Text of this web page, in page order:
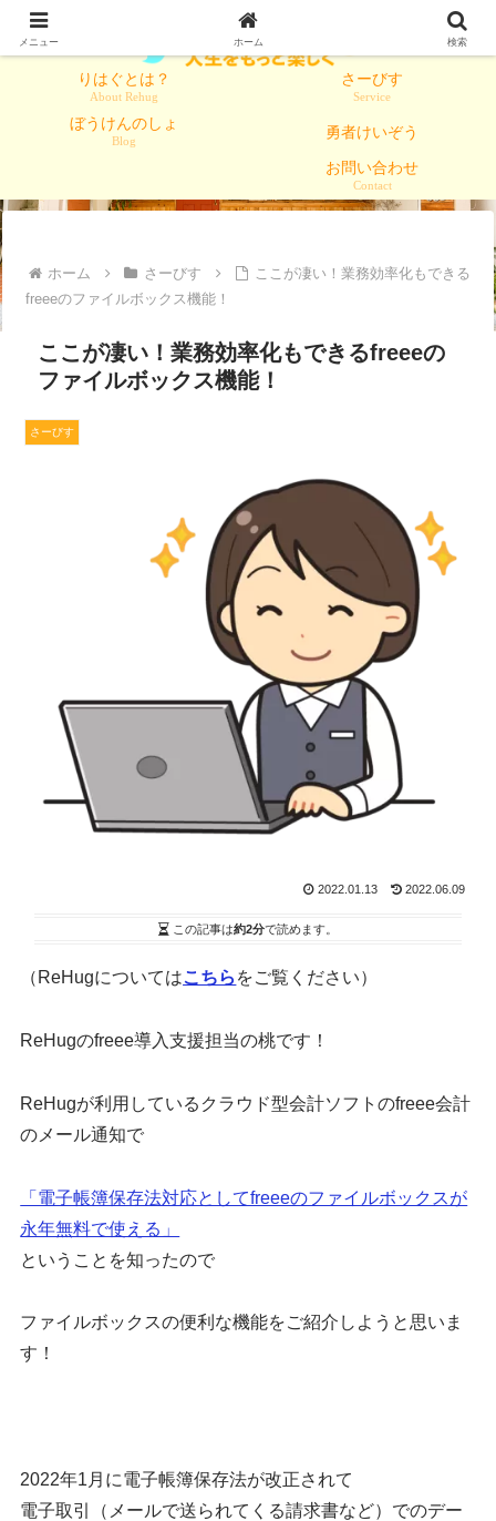
りはぐとは？
About Rehug
さーびす
Service
ぼうけんのしょ
Blog
勇者けいぞう
お問い合わせ
Contact
ホーム さーびす
ここが凄い！業務効率化もできる
freeeのファイルボックス機能！
ここが凄い！業務効率化もできるfreeeの
ファイルボックス機能！
さーびす
2022.01.13 2022.06.09
この記事は約2分で読めます。
（ReHugについてはこちら をご覧ください）
ReHugのfreee導入支援担当の桃です！
ReHugが利用しているクラウド型会計ソフトのfreee会計
のメール通知で
「電子帳簿保存法対応としてfreeeのファイルボックスが
永年無料で使える」
ということを知ったので
ファイルボックスの便利な機能をご紹介しようと思いま
す！
2022年1月に電子帳簿保存法が改正されて
電子取引（メールで送られてくる請求書など）でのデー
メニュー ホーム 検索